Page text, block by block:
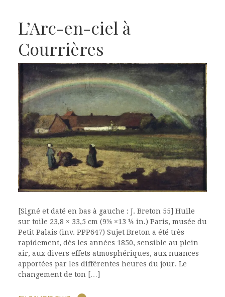
L’Arc-en-ciel à
Courrières
[Signé et daté en bas à gauche : J. Breton 55] Huile
sur toile 23,8 × 33,5 cm (9⅜ ×13 ¼ in.) Paris, musée du
Petit Palais (inv. PPP647) Sujet Breton a été très
rapidement, dès les années 1850, sensible au plein
air, aux divers effets atmosphériques, aux nuances
apportées par les différentes heures du jour. Le
changement de ton […]